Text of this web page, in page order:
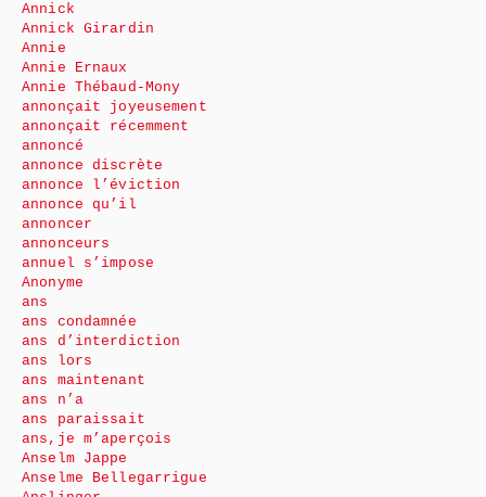
Annick
Annick Girardin
Annie
Annie Ernaux
Annie Thébaud-Mony
annonçait joyeusement
annonçait récemment
annoncé
annonce discrète
annonce l’éviction
annonce qu’il
annoncer
annonceurs
annuel s’impose
Anonyme
ans
ans condamnée
ans d’interdiction
ans lors
ans maintenant
ans n’a
ans paraissait
ans,je m’aperçois
Anselm Jappe
Anselme Bellegarrigue